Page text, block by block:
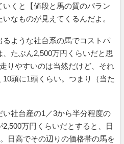
くと【値段と馬の質のバラン
なものが見えてくるんだよ。
ような社台系の馬でコストパ
たぶん2,500万円くらいだと思
りやすいのは当然だけど、それ
頭に1頭くらい。つまり（当た
社台産の1／3から半分程度の
万円くらいだとすると、日
日高でその辺りの価格帯の馬を